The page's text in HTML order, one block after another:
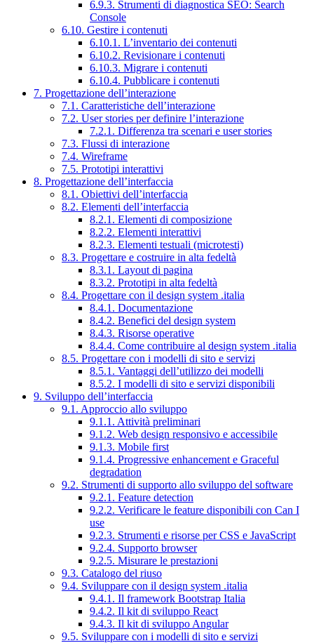
6.9.3. Strumenti di diagnostica SEO: Search
Console
6.10. Gestire i contenuti
6.10.1. L’inventario dei contenuti
6.10.2. Revisionare i contenuti
6.10.3. Migrare i contenuti
6.10.4. Pubblicare i contenuti
7. Progettazione dell’interazione
7.1. Caratteristiche dell’interazione
7.2. User stories per definire l’interazione
7.2.1. Differenza tra scenari e user stories
7.3. Flussi di interazione
7.4. Wireframe
7.5. Prototipi interattivi
8. Progettazione dell’interfaccia
8.1. Obiettivi dell’interfaccia
8.2. Elementi dell’interfaccia
8.2.1. Elementi di composizione
8.2.2. Elementi interattivi
8.2.3. Elementi testuali (microtesti)
8.3. Progettare e costruire in alta fedeltà
8.3.1. Layout di pagina
8.3.2. Prototipi in alta fedeltà
8.4. Progettare con il design system .italia
8.4.1. Documentazione
8.4.2. Benefici del design system
8.4.3. Risorse operative
8.4.4. Come contribuire al design system .italia
8.5. Progettare con i modelli di sito e servizi
8.5.1. Vantaggi dell’utilizzo dei modelli
8.5.2. I modelli di sito e servizi disponibili
9. Sviluppo dell’interfaccia
9.1. Approccio allo sviluppo
9.1.1. Attività preliminari
9.1.2. Web design responsivo e accessibile
9.1.3. Mobile first
9.1.4. Progressive enhancement e Graceful
degradation
9.2. Strumenti di supporto allo sviluppo del software
9.2.1. Feature detection
9.2.2. Verificare le feature disponibili con Can I
use
9.2.3. Strumenti e risorse per CSS e JavaScript
9.2.4. Supporto browser
9.2.5. Misurare le prestazioni
9.3. Catalogo del riuso
9.4. Sviluppare con il design system .italia
9.4.1. Il framework Bootstrap Italia
9.4.2. Il kit di sviluppo React
9.4.3. Il kit di sviluppo Angular
9.5. Sviluppare con i modelli di sito e servizi